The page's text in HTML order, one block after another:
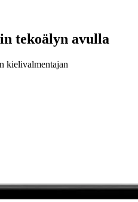
tekoälyn avulla
kielivalmentajan